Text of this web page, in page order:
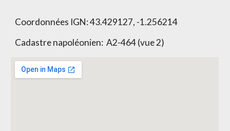
Coordonnées IGN:43.429127, -1.256214
Cadastre napoléonien:A2-464 (vue 2)